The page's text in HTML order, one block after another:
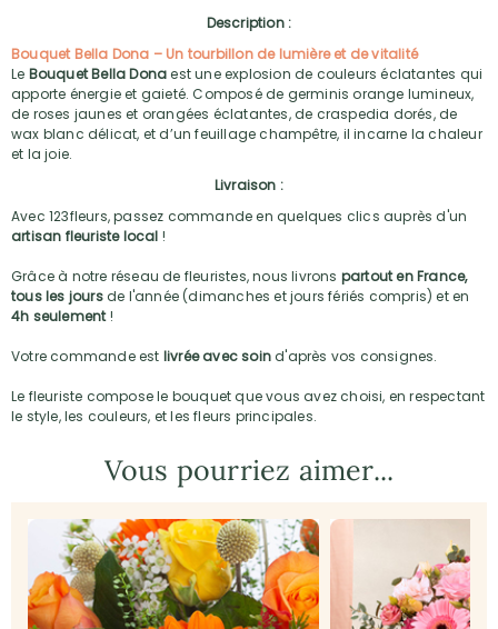
Description :
Bouquet Bella Dona – Un tourbillon de lumière et de vitalité
Le Bouquet Bella Donaest une explosion de couleurs éclatantes qui
apporte énergie et gaieté. Composé de germinis orange lumineux,
de roses jaunes et orangées éclatantes, de craspedia dorés, de
wax blanc délicat, et d’un feuillage champêtre, il incarne la chaleur
et la joie.
Livraison :
Avec 123fleurs, passez commande en quelques clics auprès d'un
artisan fleuriste local !
Grâce à notre réseau de fleuristes, nous livrons partout en France,
tous les joursde l'année (dimanches et jours fériés compris) et en
4h seulement!
Votre commande est livrée avec soind'après vos consignes.
Le fleuriste compose le bouquet que vous avez choisi, en respectant
le style, les couleurs, et les fleurs principales.
Vous pourriez aimer...